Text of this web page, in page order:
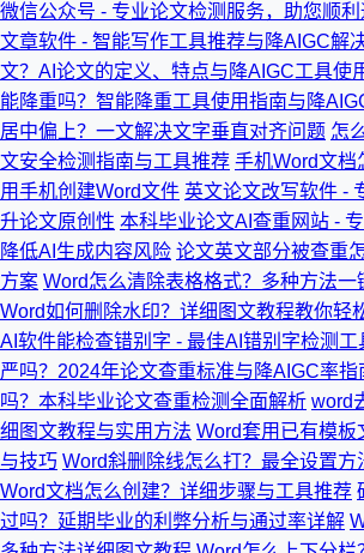
微信公众号 - 专业论文检测服务，助您顺利
文章软件 - 智能写作工具推荐与降AIGC解
文？AI论文的定义、特点与降AIGC工具使
能降重吗？智能降重工具使用指南与降
居中偏上？一文解决文字垂直对齐问题 怎
文安全检测指南与工具推荐 手机Word文档
用手机创建Word文件 英文论文改写软件 -
升论文原创性 本科毕业论文AI查重网站 -
降低AI生成内容风险 论文英文部分被查重
方案 Word怎么清除表格格式？多种方法一
Word如何删除水印？详细图文教程教你轻
AI软件能检查错别字 - 最佳AI错别字检测工
严吗？2024年论文查重标准与降AIGC率指
吗？本科毕业论文查重检测全面解析 word
细图文教程与实用方法 Word套用已有模板
与技巧 Word斜删除线怎么打？最全设置方
Word文档怎么创建？详细步骤与工具推荐
过吗？延期毕业的利弊分析与通过率详解